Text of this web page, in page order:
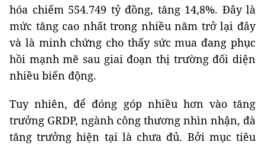
hóa chiếm 554.749 tỷ đồng, tăng 14,8%. Đây là
mức tăng cao nhất trong nhiều năm trở lại đây
và là minh chứng cho thấy sức mua đang phục
hồi mạnh mẽ sau giai đoạn thị trường đối diện
nhiều biến động.
Tuy nhiên, để đóng góp nhiều hơn vào tăng
trưởng GRDP, ngành công thương nhìn nhận, đà
tăng trưởng hiện tại là chưa đủ. Bởi mục tiêu